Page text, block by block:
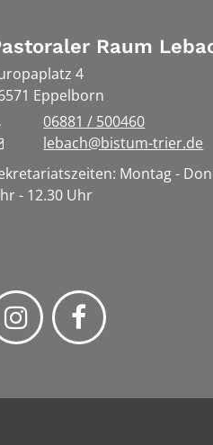
Raum
4
Eppelborn
06881 / 500460
lebach@bistum-trier.de
Montag -
- 12.30 Uhr